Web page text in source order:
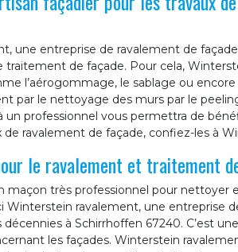
une entreprise de ravalement de
traitement de façade. Pour cela,
l’aérogommage, le sablage ou encore
par le nettoyage des murs par le
un professionnel vous permettra de
de ravalement de façade, confiez-les à
le ravalement et traitement
maçon très professionnel pour nettoyer
Winterstein ravalement, une entreprise
à Schirrhoffen 67240. C’est
les façades. Winterstein